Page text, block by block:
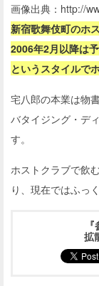
画像出典：http://
新宿歌舞伎町のホ
2006年2月以降は
というスタイルで
宅八郎の本業は物
バタイジング・デ
す。
ホストクラブで飲
り、現在ではふっ
拡